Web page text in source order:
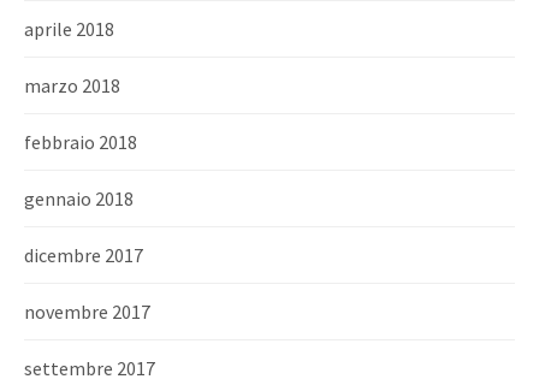
aprile 2018
marzo 2018
febbraio 2018
gennaio 2018
dicembre 2017
novembre 2017
settembre 2017